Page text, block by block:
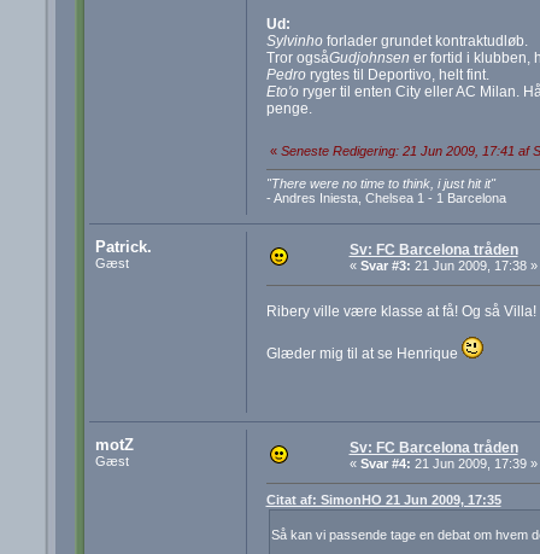
Ud:
Sylvinhoforlader grundet kontraktudløb.
Tror ogsåGudjohnsen er fortid i klubben,
Pedrorygtes til Deportivo, helt fint.
Eto'oryger til enten City eller AC Milan.
penge.
« Seneste Redigering: 21 Jun 2009, 17:41 af
"There were no time to think, i just hit it"
- Andres Iniesta, Chelsea 1 - 1 Barcelona
Patrick.
Gæst
Sv: FC Barcelona tråden
« Svar #3: 21 Jun 2009, 17:38 »
Ribery ville være klasse at få! Og så
Glæder mig til at se Henrique
motZ
Gæst
Sv: FC Barcelona tråden
« Svar #4: 21 Jun 2009, 17:39 »
Citat af: SimonHO 21 Jun 2009, 17:35
Så kan vi passende tage en debat om hvem